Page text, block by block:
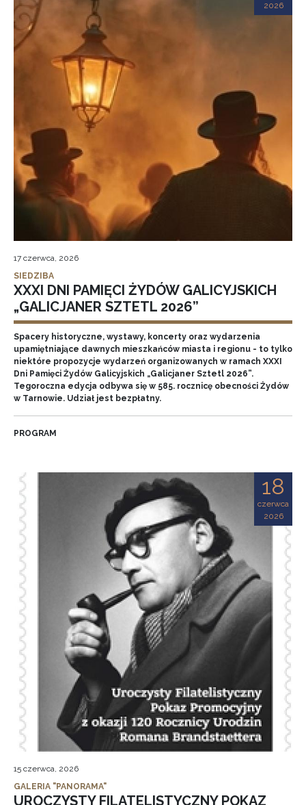
2026
17 czerwca, 2026
SIEDZIBA
XXXI DNI PAMIĘCI ŻYDÓW GALICYJSKICH
„GALICJANER SZTETL 2026”
Spacery historyczne, wystawy, koncerty oraz wydarzenia
upamiętniające dawnych mieszkańców miasta i regionu - to tylko
niektóre propozycje wydarzeń organizowanych w ramach XXXI
Dni Pamięci Żydów Galicyjskich „Galicjaner Sztetl 2026”.
Tegoroczna edycja odbywa się w 585. rocznicę obecności Żydów
w Tarnowie. Udział jest bezpłatny.
PROGRAM
18
czerwca
2026
15 czerwca, 2026
GALERIA "PANORAMA"
UROCZYSTY FILATELISTYCZNY POKAZ